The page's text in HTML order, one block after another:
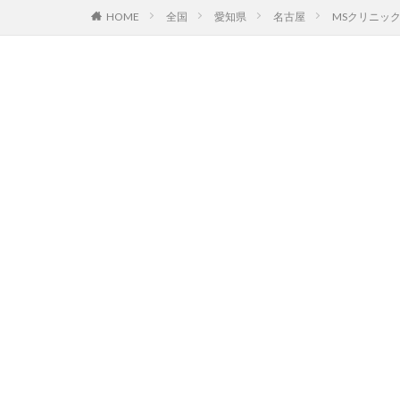
HOME 全国 愛知県 名古屋 MSクリニッ